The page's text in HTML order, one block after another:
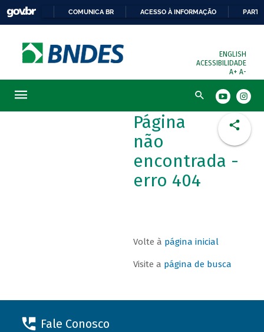
COMUNICA BR ACESSO À INFORMAÇÃO
ENGLISH
ACESSIBILIDADE
A+ A-
Busca
Página
não
encontrada -
erro 404
Volte à página inicial
Visite a página de busca
Fale Conosco